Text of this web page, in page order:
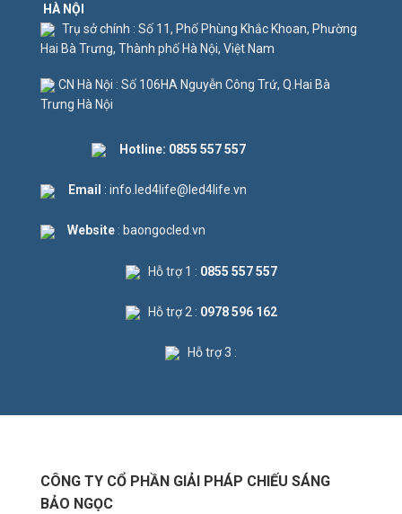
HÀ NỘI
Trụ sở chính : Số 11, Phố Phùng Khắc Khoan, Phường
Hai Bà Trưng, Thành phố Hà Nội, Việt Nam
CN Hà Nội : Số 106HA Nguyễn Công Trứ, Q.Hai Bà
Trưng Hà Nội
Hotline: 0855 557 557
Email : info.led4life@led4life.vn
Website: baongocled.vn
Hỗ trợ 1 : 0855 557 557
Hỗ trợ 2 : 0978 596 162
Hỗ trợ 3 :
CÔNG TY CỔ PHẦN GIẢI PHÁP CHIẾU SÁNG
BẢO NGỌC